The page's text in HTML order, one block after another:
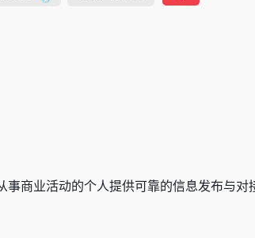
商业活动的个人提供可靠的信息发布与